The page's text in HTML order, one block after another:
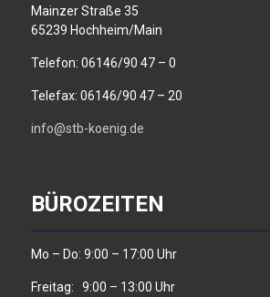
Mainzer Straße 35
65239 Hochheim/Main
Telefon: 06146/90 47 – 0
Telefax: 06146/90 47 – 20
info@stb-koenig.de
BÜROZEITEN
Mo – Do: 9:00 – 17:00 Uhr
Freitag: 9:00 – 13:00 Uhr